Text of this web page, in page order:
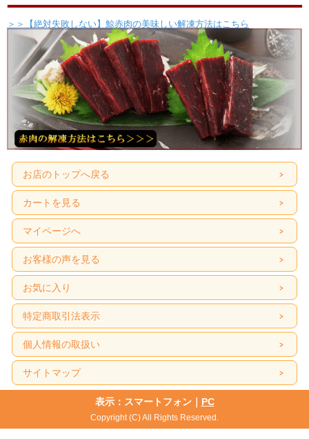
＞＞【絶対失敗しない】鯨赤肉の美味しい解凍方法はこちら
お店のトップへ戻る
カートを見る
マイページへ
お客様の声を見る
お気に入り
特定商取引法表示
個人情報の取扱い
サイトマップ
表示：スマートフォン｜ PC
Copyright (C) All Rights Reserved.